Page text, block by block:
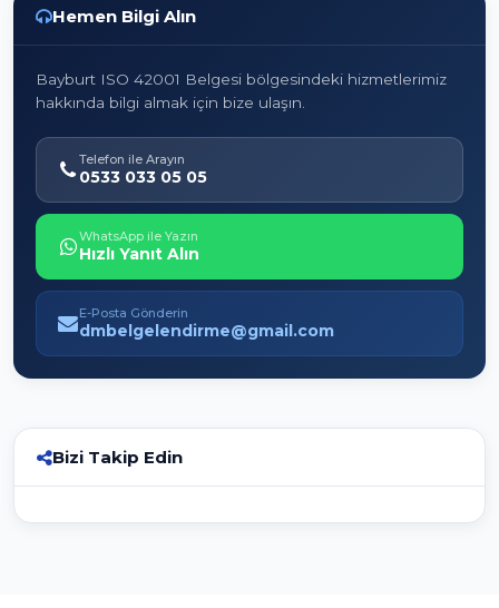
Hemen Bilgi Alın
Bayburt ISO 42001 Belgesi bölgesindeki hizmetlerimiz
hakkında bilgi almak için bize ulaşın.
Telefon ile Arayın
0533 033 05 05
WhatsApp ile Yazın
Hızlı Yanıt Alın
E-Posta Gönderin
dmbelgelendirme@gmail.com
Bizi Takip Edin